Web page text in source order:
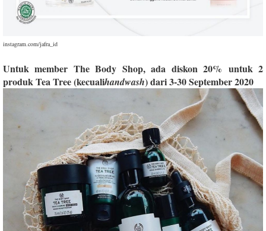
instagram.com/jafra_id
Untuk member The Body Shop, ada diskon 20% untuk 2
produk Tea Tree (kecualihandwash) dari 3-30 September 2020